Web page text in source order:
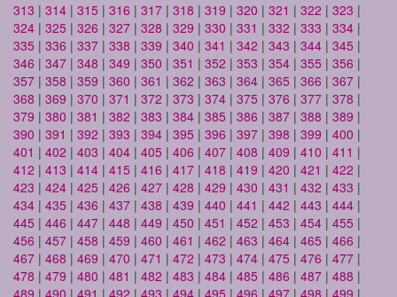
313 | 314 | 315 | 316 | 317 | 318 | 319 | 320 | 321 | 322 | 323 |
324 | 325 | 326 | 327 | 328 | 329 | 330 | 331 | 332 | 333 | 334 |
335 | 336 | 337 | 338 | 339 | 340 | 341 | 342 | 343 | 344 | 345 |
346 | 347 | 348 | 349 | 350 | 351 | 352 | 353 | 354 | 355 | 356 |
357 | 358 | 359 | 360 | 361 | 362 | 363 | 364 | 365 | 366 | 367 |
368 | 369 | 370 | 371 | 372 | 373 | 374 | 375 | 376 | 377 | 378 |
379 | 380 | 381 | 382 | 383 | 384 | 385 | 386 | 387 | 388 | 389 |
390 | 391 | 392 | 393 | 394 | 395 | 396 | 397 | 398 | 399 | 400 |
401 | 402 | 403 | 404 | 405 | 406 | 407 | 408 | 409 | 410 | 411 |
412 | 413 | 414 | 415 | 416 | 417 | 418 | 419 | 420 | 421 | 422 |
423 | 424 | 425 | 426 | 427 | 428 | 429 | 430 | 431 | 432 | 433 |
434 | 435 | 436 | 437 | 438 | 439 | 440 | 441 | 442 | 443 | 444 |
445 | 446 | 447 | 448 | 449 | 450 | 451 | 452 | 453 | 454 | 455 |
456 | 457 | 458 | 459 | 460 | 461 | 462 | 463 | 464 | 465 | 466 |
467 | 468 | 469 | 470 | 471 | 472 | 473 | 474 | 475 | 476 | 477 |
478 | 479 | 480 | 481 | 482 | 483 | 484 | 485 | 486 | 487 | 488 |